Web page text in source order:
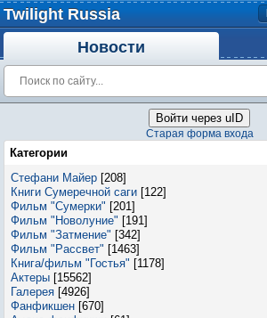
Twilight Russia
Новости
Войти через uID
Старая форма входа
Категории
Стефани Майер [208]
Книги Сумеречной саги [122]
Фильм "Сумерки" [201]
Фильм "Новолуние" [191]
Фильм "Затмение" [342]
Фильм "Рассвет" [1463]
Книга/фильм "Гостья" [1178]
Актеры [15562]
Галерея [4926]
Фанфикшен [670]